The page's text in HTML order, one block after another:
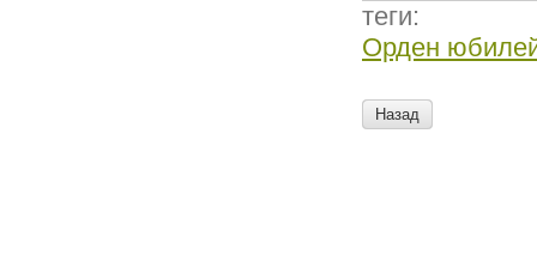
теги:
Орден
Назад